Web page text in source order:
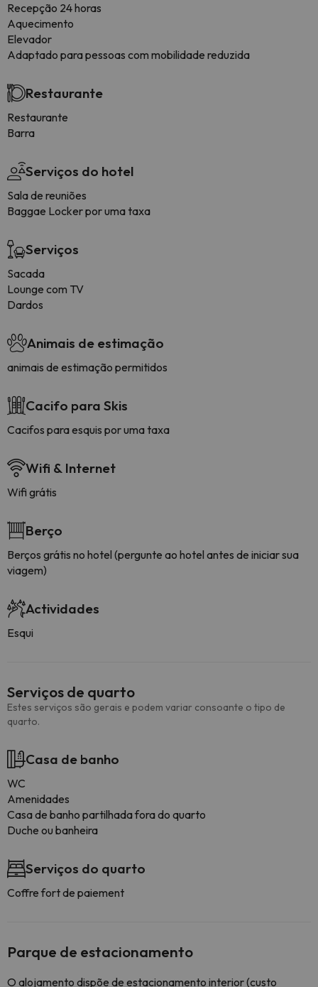
Recepção 24 horas
Aquecimento
Elevador
Adaptado para pessoas com mobilidade reduzida
Restaurante
Restaurante
Barra
Serviços do hotel
Sala de reuniões
Baggae Locker por uma taxa
Serviços
Sacada
Lounge com TV
Dardos
Animais de estimação
animais de estimação permitidos
Cacifo para Skis
Cacifos para esquis por uma taxa
Wifi & Internet
Wifi grátis
Berço
Berços grátis no hotel (pergunte ao hotel antes de iniciar sua
viagem)
Actividades
Esqui
Serviços de quarto
Estes serviços são gerais e podem variar consoante o tipo de
quarto.
Casa de banho
WC
Amenidades
Casa de banho partilhada fora do quarto
Duche ou banheira
Serviços do quarto
Coffre fort de paiement
Parque de estacionamento
O alojamento dispõe de estacionamento interior (custo